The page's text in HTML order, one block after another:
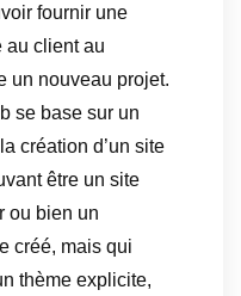
fournir une
au client au
un nouveau projet.
se base sur un
création d’un site
être un site
ou bien un
créé, mais qui
thème explicite,